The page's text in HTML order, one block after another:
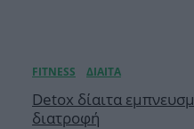
Detox δίαιτα
διατροφή